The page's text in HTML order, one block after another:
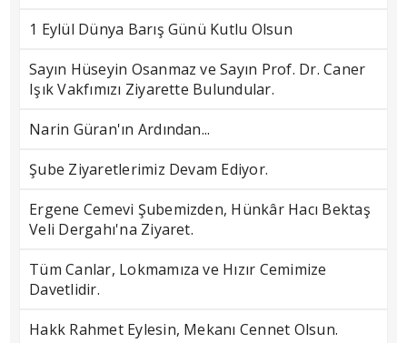
1 Eylül Dünya Barış Günü Kutlu Olsun
Sayın Hüseyin Osanmaz ve Sayın Prof. Dr. Caner
Işık Vakfımızı Ziyarette Bulundular.
Narin Güran'ın Ardından...
Şube Ziyaretlerimiz Devam Ediyor.
Ergene Cemevi Şubemizden, Hünkâr Hacı Bektaş
Veli Dergahı'na Ziyaret.
Tüm Canlar, Lokmamıza ve Hızır Cemimize
Davetlidir.
Hakk Rahmet Eylesin, Mekanı Cennet Olsun.